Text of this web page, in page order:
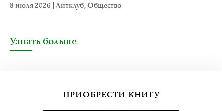
8 июля 2026 Литклуб,Общество
Узнать больше
ПРИОБРЕСТИ КНИГУ